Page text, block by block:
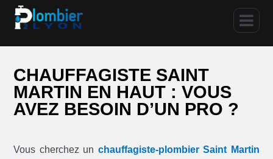
CHAUFFAGISTE SAINT
MARTIN EN HAUT : VOUS
AVEZ BESOIN D’UN PRO ?
Vous cherchez un chauffagiste-plombier Saint Martin